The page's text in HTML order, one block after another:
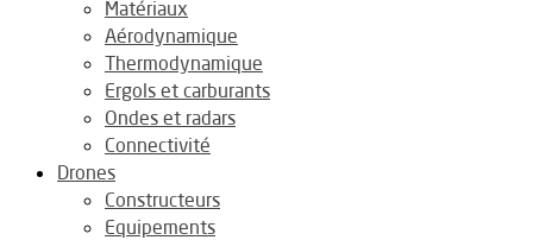
Matériaux
Aérodynamique
Thermodynamique
Ergols et carburants
Ondes et radars
Connectivité
Drones
Constructeurs
Equipements